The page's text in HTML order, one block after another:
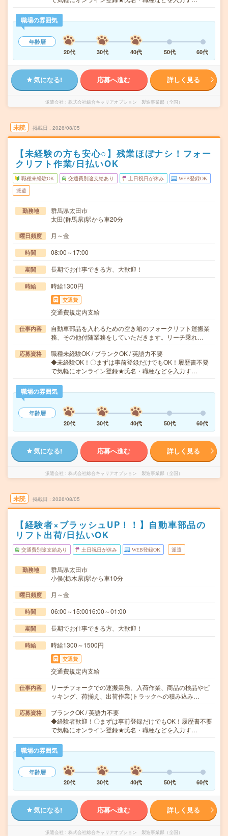
職場の雰囲気
年齢層
20代
30代 40代 50代 60代
気になる! 応募へ進む 詳しく見る
派遣会社 株式会社綜合キャリアオプション 製造事業部（全国）
未読 掲載日 2026/08/05
【未経験の方も安心○】残業ほぼナシ！フォー
クリフト作業/日払いOK
職種未経験OK 交通費別途支給あり 土日祝日が休み WEB登録OK
派遣
勤務地
群馬県太田市
太田(群馬県)駅から車20分
曜日頻度 月～金
時間 08:00～17:00
期間 長期でお仕事できる方、大歓迎！
時給 時給1300円
交通費
交通費規定内支給
仕事内容
自動車部品を入れるための空き箱のフォークリフト運搬業
務、その他付随業務をしていただきます。リーチ乗れ…
応募資格
職種未経験OK / ブランクOK / 英語力不要
◆未経験OK！〇まずは事前登録だけでもOK！履歴書不要
で気軽にオンライン登録★氏名・職種などを入力す…
職場の雰囲気
年齢層
20代
30代 40代 50代 60代
気になる! 応募へ進む 詳しく見る
派遣会社 株式会社綜合キャリアオプション 製造事業部（全国）
未読 掲載日 2026/08/05
【経験者×ブラッシュUP！！】自動車部品の
リフト出荷/日払いOK
交通費別途支給あり 土日祝日が休み WEB登録OK 派遣
勤務地
群馬県太田市
小俣(栃木県)駅から車10分
曜日頻度 月～金
時間 06:00～15:0016:00～01:00
期間 長期でお仕事できる方、大歓迎！
時給 時給1300～1500円
交通費
交通費規定内支給
仕事内容
リーチフォークでの運搬業務、入荷作業、商品の検品やピ
ッキング、荷揃え、出荷作業(トラックへの積み込み…
応募資格
ブランクOK / 英語力不要
◆経験者歓迎！〇まずは事前登録だけでもOK！履歴書不要
で気軽にオンライン登録★氏名・職種などを入力す…
職場の雰囲気
年齢層
20代
30代 40代 50代 60代
気になる! 応募へ進む 詳しく見る
派遣会社 株式会社綜合キャリアオプション 製造事業部（全国）